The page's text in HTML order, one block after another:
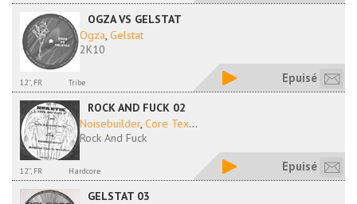
OGZA VS GELSTAT
Ogza, Gelstat
2K10
12'', FR Tribe Epuisé
ROCK AND FUCK 02
Noisebuilder, Core Tex...
Rock And Fuck
12'', FR Hardcore Epuisé
GELSTAT 03